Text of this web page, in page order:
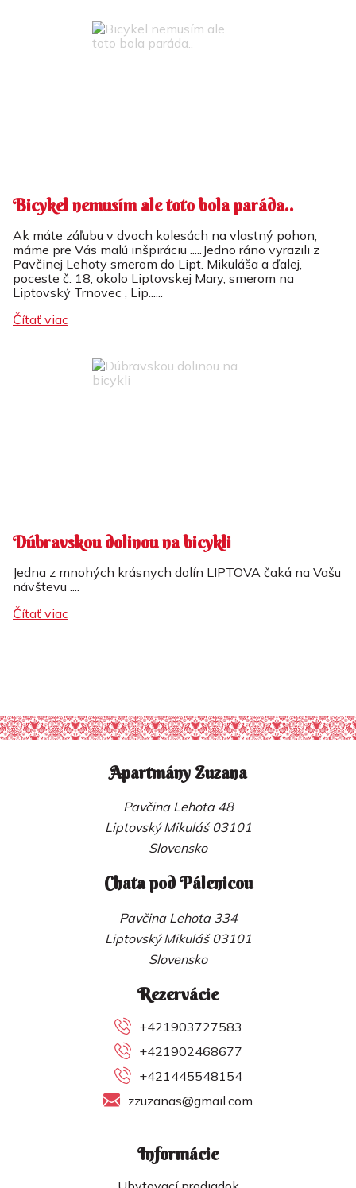
Bicykel nemusím ale toto bola paráda..
Ak máte záľubu v dvoch kolesách na vlastný pohon,
máme pre Vás malú inšpiráciu .....Jedno ráno vyrazili z
Pavčinej Lehoty smerom do Lipt. Mikuláša a ďalej,
poceste č. 18, okolo Liptovskej Mary, smerom na
Liptovský Trnovec , Lip......
Čítať viac
Dúbravskou dolinou na bicykli
Jedna z mnohých krásnych dolín LIPTOVA čaká na Vašu
návštevu ....
Čítať viac
Apartmány Zuzana
Pavčina Lehota 48
Liptovský Mikuláš 03101
Slovensko
Chata pod Pálenicou
Pavčina Lehota 334
Liptovský Mikuláš 03101
Slovensko
Rezervácie
+421903727583
+421902468677
+421445548154
zzuzanas@gmail.com
Informácie